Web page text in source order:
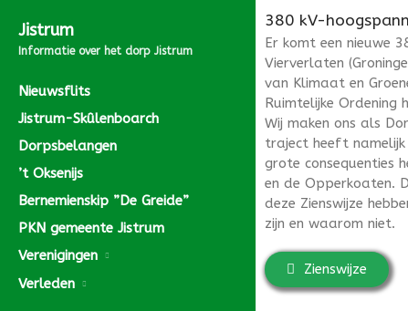
Jistrum
Informatie over het dorp Jistrum
Nieuwsflits
Jistrum-Skûlenboarch
Dorpsbelangen
’t Oksenijs
Bernemienskip ”De Greide”
PKN gemeente Jistrum
Verenigingen
Verleden
380 kV-
Er komt een nieuwe
Vierverlaten
van Klimaat en
Ruimtelijke Ordening
Wij maken ons als
traject heeft
grote consequenties
en de Opperkoaten.
deze Zienswijze
zijn en waarom niet.
Zienswijze